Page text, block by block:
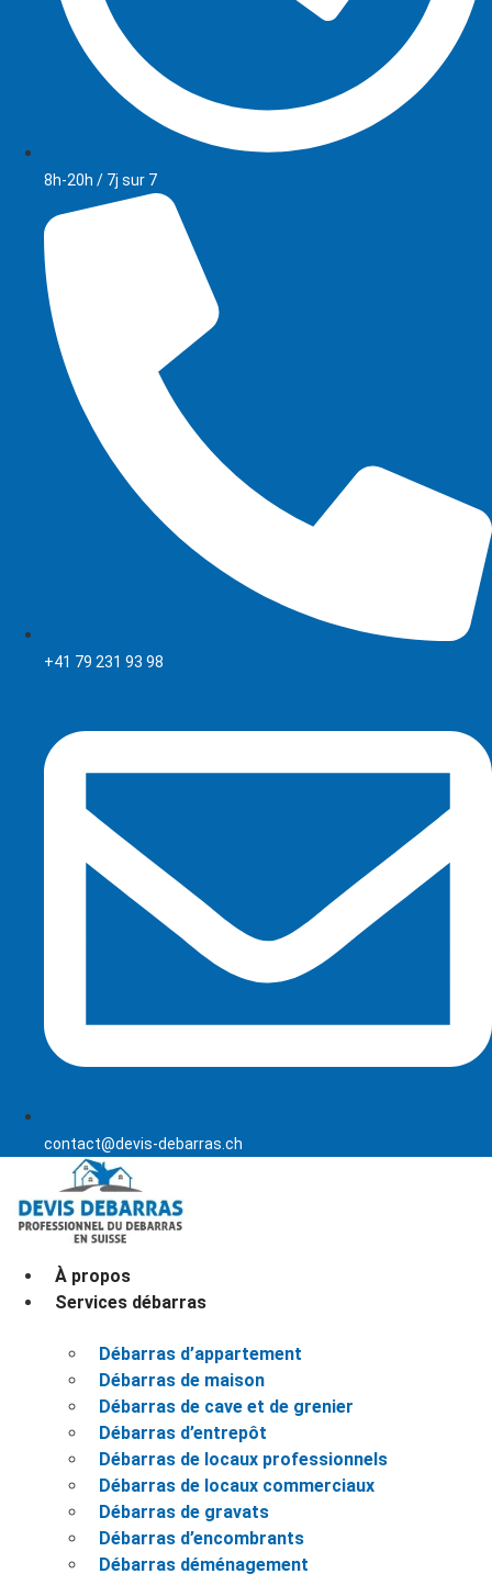
8h-20h / 7j sur 7
+41 79 231 93 98
contact@devis-debarras.ch
À propos
Services débarras
Débarras d’appartement
Débarras de maison
Débarras de cave et de grenier
Débarras d’entrepôt
Débarras de locaux professionnels
Débarras de locaux commerciaux
Débarras de gravats
Débarras d’encombrants
Débarras déménagement